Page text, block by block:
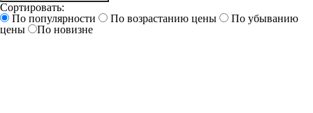
Сортировать:
По популярности
По возрастанию цены
По убыванию
цены
По новизне